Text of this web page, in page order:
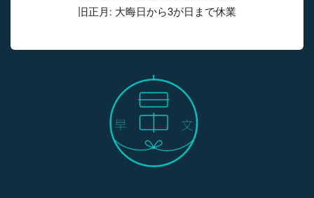
旧正月: 大晦日から3が日まで休業